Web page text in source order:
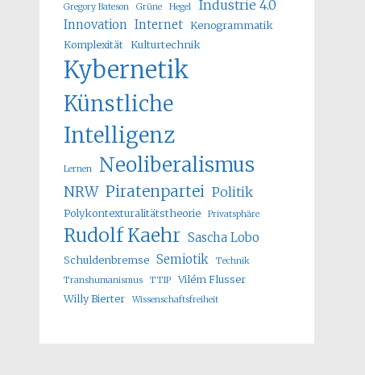
Gregory Bateson Grüne Hegel Industrie 4.0
Innovation Internet Kenogrammatik
Komplexität Kulturtechnik
Kybernetik
Künstliche
Intelligenz
Lernen Neoliberalismus
NRW Piratenpartei Politik
Polykontexturalitätstheorie Privatsphäre
Rudolf Kaehr Sascha Lobo
Schuldenbremse Semiotik
Technik
Transhumanismus
TTIP
Vilém Flusser
Willy Bierter
Wissenschaftsfreiheit